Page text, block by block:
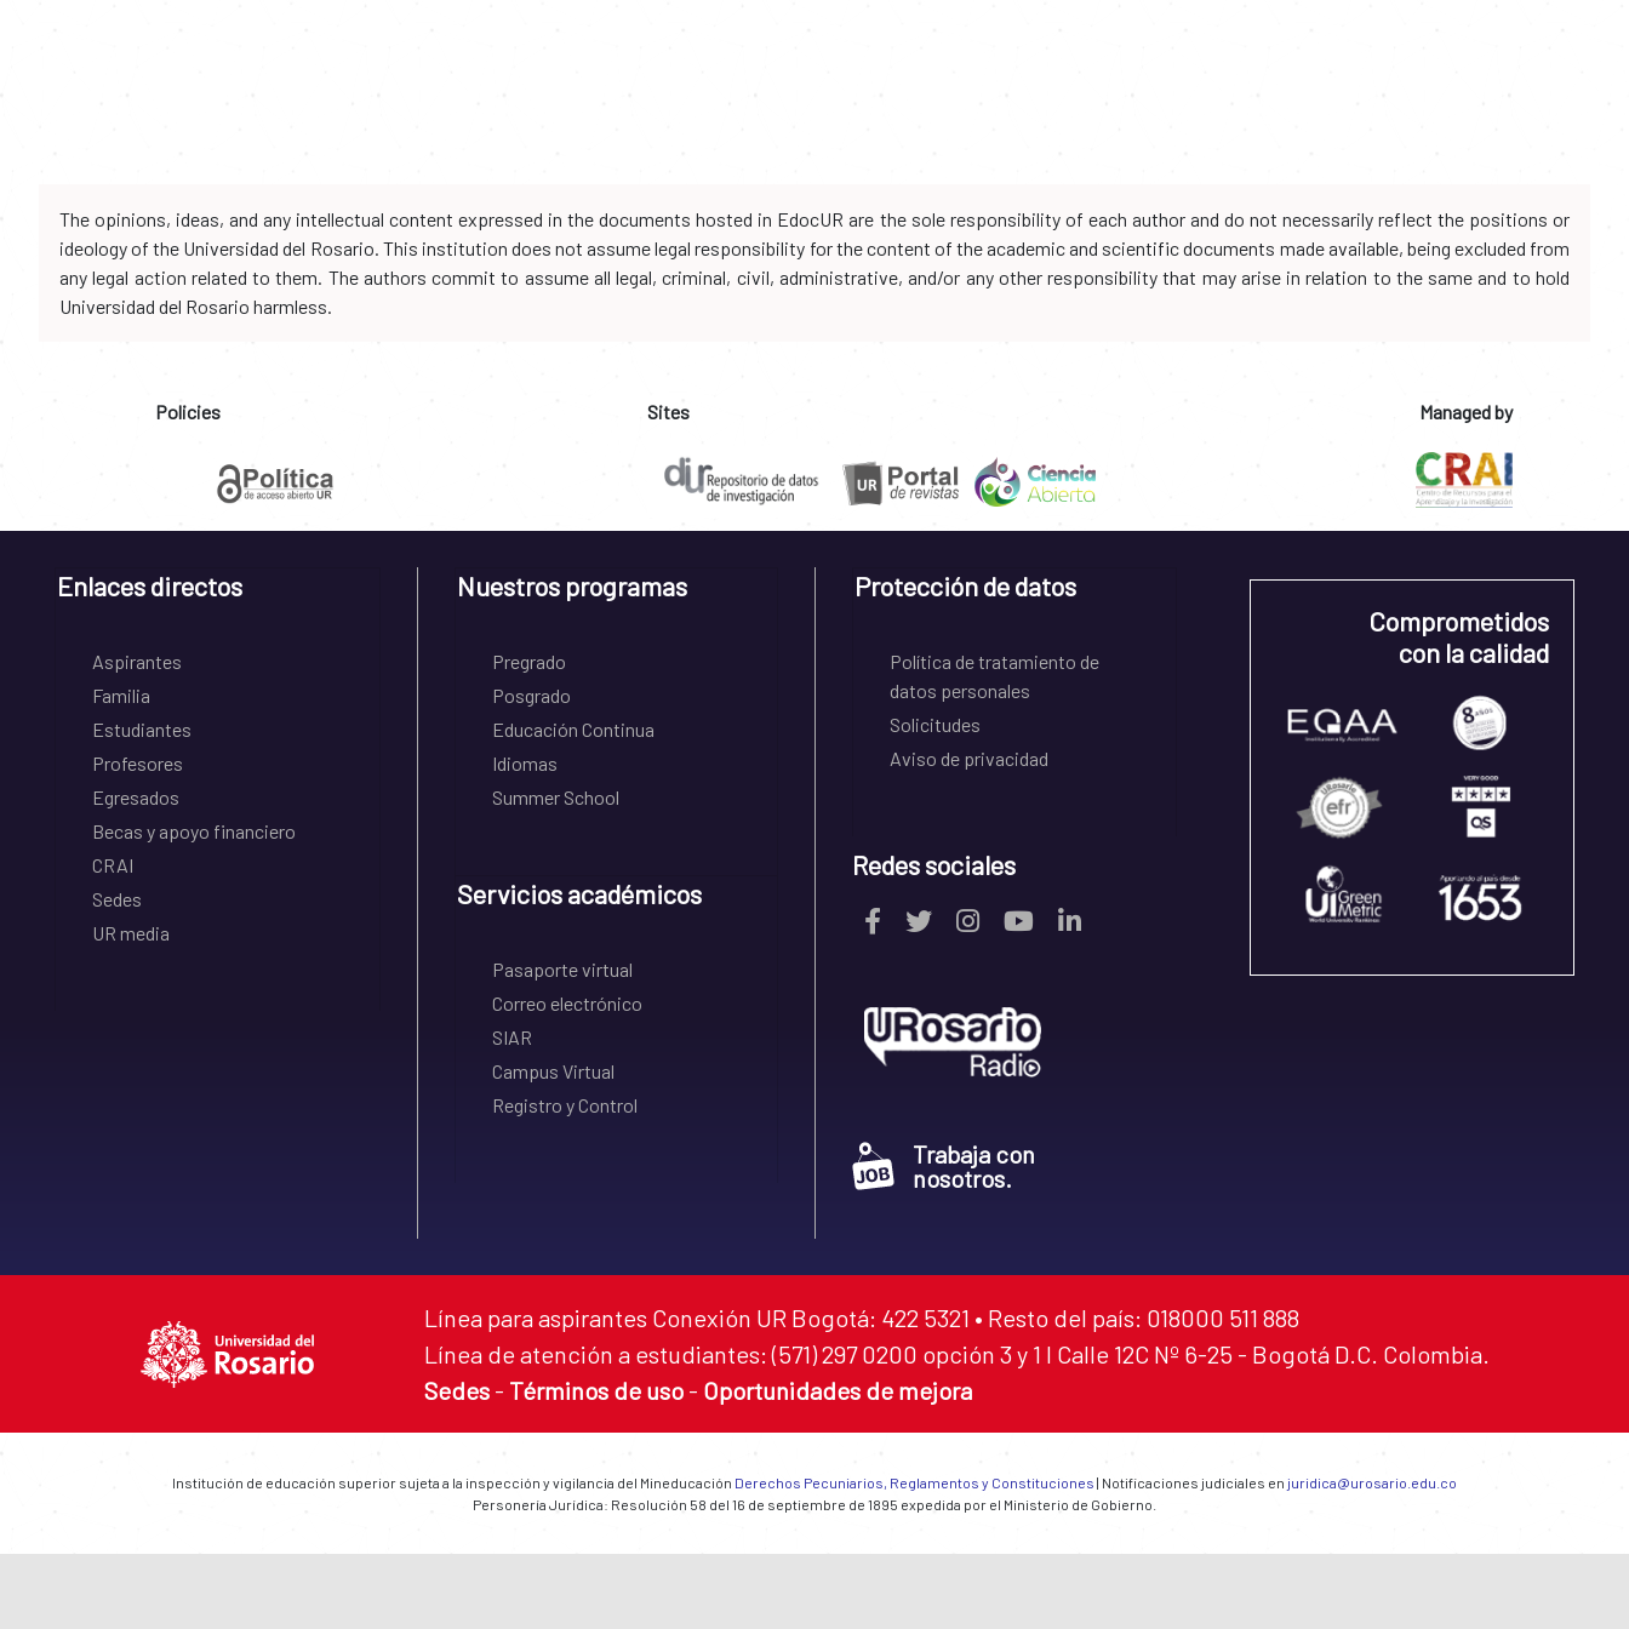
The opinions, ideas, and any intellectual content expressed in the documents hosted in EdocUR are the sole responsibility of each author and do not necessarily reflect the positions or
ideology of the Universidad del Rosario. This institution does not assume legal responsibility for the content of the academic and scientific documents made available, being excluded from
any legal action related to them. The authors commit to assume all legal, criminal, civil, administrative, and/or any other responsibility that may arise in relation to the same and to hold
Universidad del Rosario harmless.
Policies Sites Managed by
Enlaces directos
Aspirantes
Familia
Estudiantes
Profesores
Egresados
Becas y apoyo financiero
CRAI
Sedes
UR media
Nuestros programas
Pregrado
Posgrado
Educación Continua
Idiomas
Summer School
Servicios académicos
Pasaporte virtual
Correo electrónico
SIAR
Campus Virtual
Registro y Control
Protección de datos
Política de tratamiento de
datos personales
Solicitudes
Aviso de privacidad
Redes sociales
Trabaja con
nosotros.
Comprometidos
con la calidad
Línea para aspirantes Conexión UR Bogotá: 422 5321 • Resto del país: 018000 511 888
Línea de atención a estudiantes: (571) 297 0200 opción 3 y 1 I Calle 12C Nº 6-25 - Bogotá D.C. Colombia.
Sedes - Términos de uso - Oportunidades de mejora
Institución de educación superior sujeta a la inspección y vigilancia del Mineducación Derechos Pecuniarios, Reglamentos y Constituciones | Notificaciones judiciales en juridica@urosario.edu.co
Personería Jurídica: Resolución 58 del 16 de septiembre de 1895 expedida por el Ministerio de Gobierno.